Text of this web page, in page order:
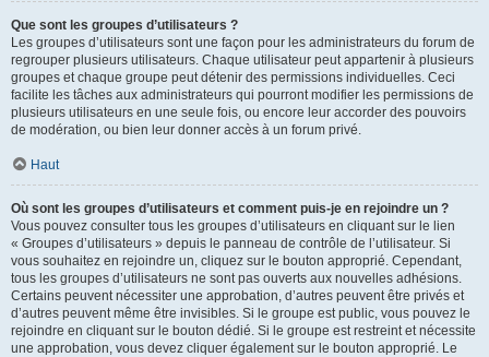
Que sont les groupes d’utilisateurs ?
Les groupes d’utilisateurs sont une façon pour les administrateurs du forum de
regrouper plusieurs utilisateurs. Chaque utilisateur peut appartenir à plusieurs
groupes et chaque groupe peut détenir des permissions individuelles. Ceci
facilite les tâches aux administrateurs qui pourront modifier les permissions de
plusieurs utilisateurs en une seule fois, ou encore leur accorder des pouvoirs
de modération, ou bien leur donner accès à un forum privé.
Haut
Où sont les groupes d’utilisateurs et comment puis-je en rejoindre un ?
Vous pouvez consulter tous les groupes d’utilisateurs en cliquant sur le lien
« Groupes d’utilisateurs » depuis le panneau de contrôle de l’utilisateur. Si
vous souhaitez en rejoindre un, cliquez sur le bouton approprié. Cependant,
tous les groupes d’utilisateurs ne sont pas ouverts aux nouvelles adhésions.
Certains peuvent nécessiter une approbation, d’autres peuvent être privés et
d’autres peuvent même être invisibles. Si le groupe est public, vous pouvez le
rejoindre en cliquant sur le bouton dédié. Si le groupe est restreint et nécessite
une approbation, vous devez cliquer également sur le bouton approprié. Le